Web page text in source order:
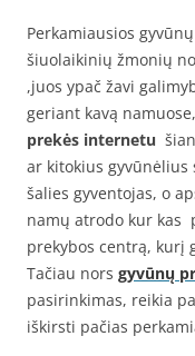
Perkamiausios
šiuolaikinių žmonių
,juos ypač žavi
geriant kavą
prekės internetu
ar kitokius gyvūnėlius
šalies gyventojas, o
namų atrodo kur kas
prekybos centrą, kurį
Tačiau nors gyvūnų
pasirinkimas, reikia
iškirsti pačias